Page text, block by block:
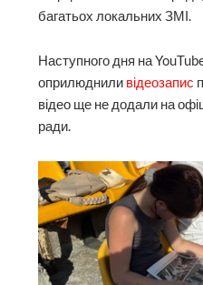
багатьох локальних ЗМІ.
Наступного дня на
оприлюднили відеозапис
відео ще не додали на
ради.